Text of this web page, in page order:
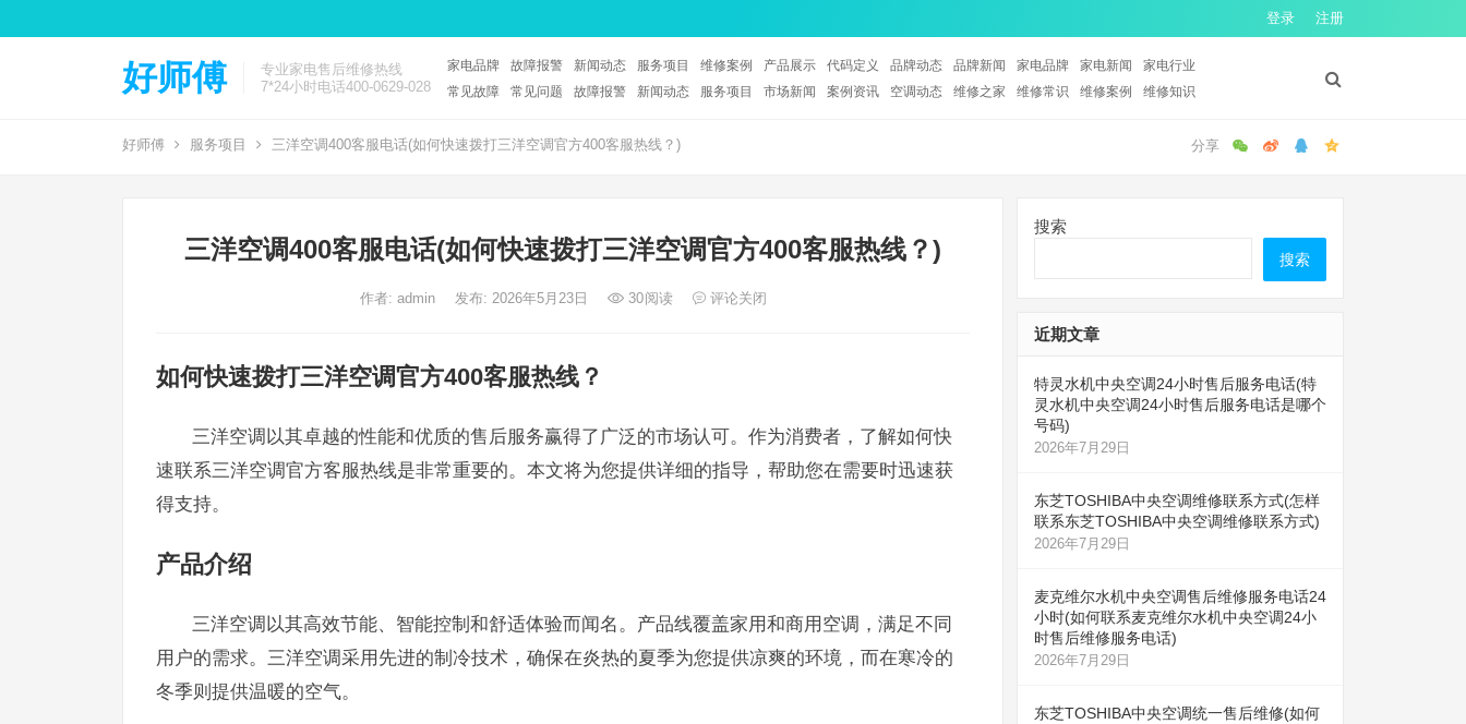
登录 注册
好师傅
专业家电售后维修热线
7*24小时电话400-0629-028
家电品牌 故障报警 新闻动态 服务项目 维修案例 产品展示 代码定义 品牌动态 品牌新闻 家电品牌 家电新闻
家电行业
常见故障
常见问题 故障报警 新闻动态 服务项目 市场新闻 案例资讯 空调动态 维修之家 维修常识 维修案例 维修知识
好师傅 服务项目 三洋空调400客服电话(如何快速拨打三洋空调官方400客服热线？)
三洋空调400客服电话(如何快速拨打三洋空调官方400客服热线？)
作者: admin 发布: 2026年5月23日 30阅读 评论关闭
如何快速拨打三洋空调官方400客服热线？
三洋空调以其卓越的性能和优质的售后服务赢得了广泛的市场认可。作为消费者，了解如何快
速联系三洋空调官方客服热线是非常重要的。本文将为您提供详细的指导，帮助您在需要时迅速获
得支持。
产品介绍
三洋空调以其高效节能、智能控制和舒适体验而闻名。产品线覆盖家用和商用空调，满足不同
用户的需求。三洋空调采用先进的制冷技术，确保在炎热的夏季为您提供凉爽的环境，而在寒冷的
冬季则提供温暖的空气。
搜索
搜索
近期文章
特灵水机中央空调24小时售后服务电话(特
灵水机中央空调24小时售后服务电话是哪个
号码)
2026年7月29日
东芝TOSHIBA中央空调维修联系方式(怎样
联系东芝TOSHIBA中央空调维修联系方式)
2026年7月29日
麦克维尔水机中央空调售后维修服务电话24
小时(如何联系麦克维尔水机中央空调24小
时售后维修服务电话)
2026年7月29日
东芝TOSHIBA中央空调统一售后维修(如何